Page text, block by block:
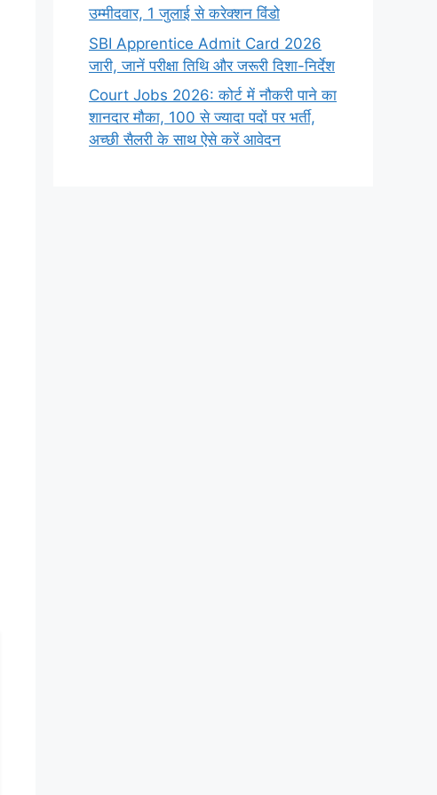
उम्मीदवार, 1 जुलाई से करेक्शन विंडो
SBI Apprentice Admit Card 2026
जारी, जानें परीक्षा तिथि और जरूरी दिशा-निर्देश
Court Jobs 2026: कोर्ट में नौकरी पाने का
शानदार मौका, 100 से ज्यादा पदों पर भर्ती,
अच्छी सैलरी के साथ ऐसे करें आवेदन